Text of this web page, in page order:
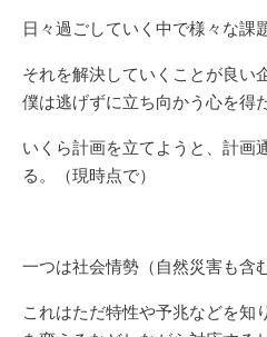
日々過ごしていく中で様々な課
それを解決していくことが良い
僕は逃げずに立ち向かう心を得
いくら計画を立てようと、計画
る。（現時点で）
一つは社会情勢（自然災害も含
これはただ特性や予兆などを知